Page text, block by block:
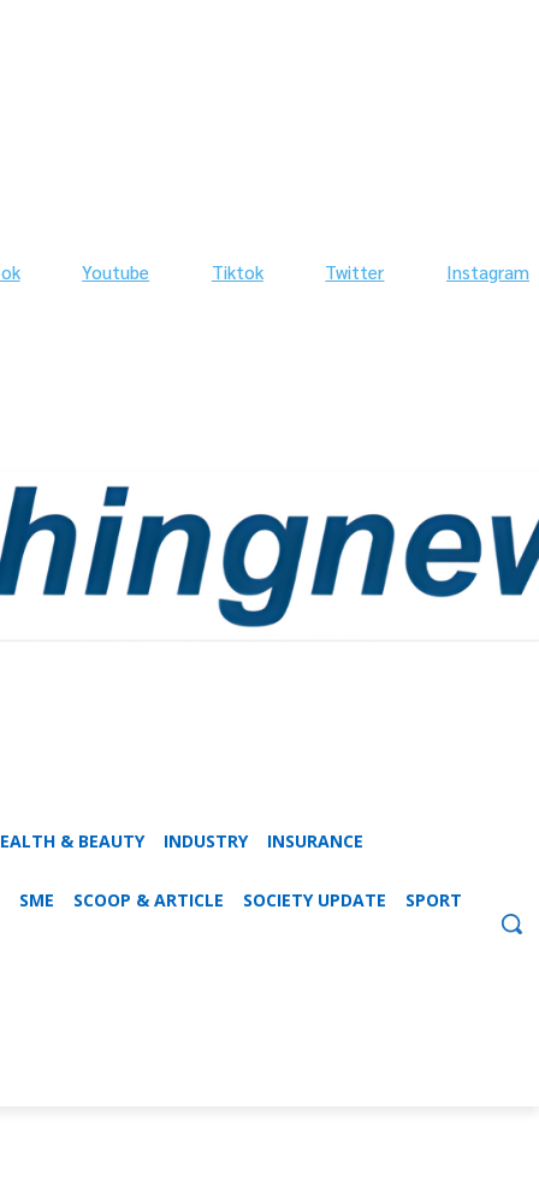
Youtube Tiktok Twitter Instagram
& BEAUTY INDUSTRY INSURANCE
SME SCOOP & ARTICLE SOCIETY UPDATE SPORT